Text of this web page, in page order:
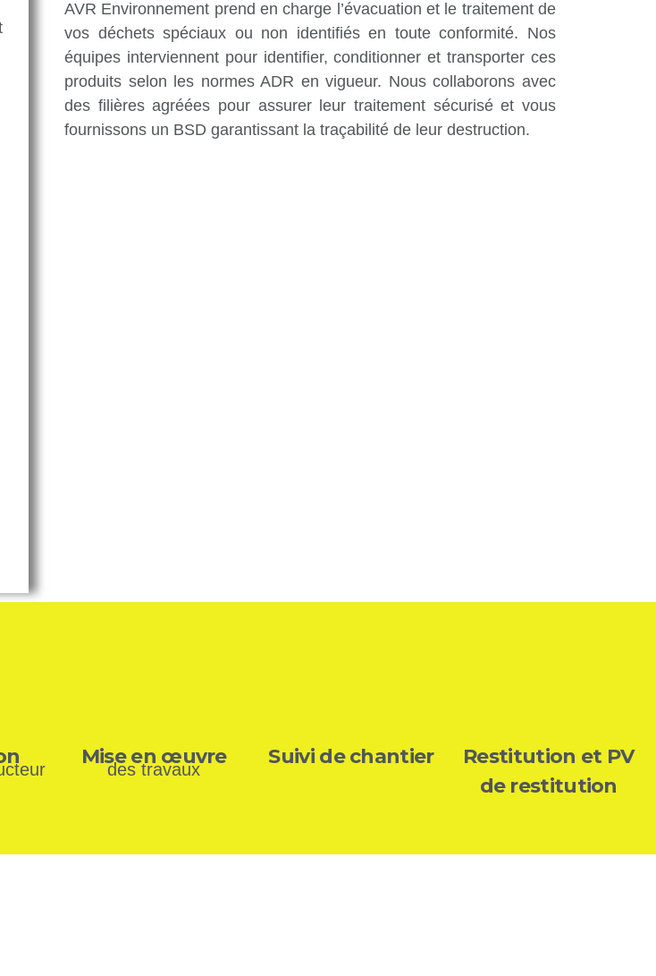
AVR Environnement prend en charge l’évacuation et le traitement de
vos déchets spéciaux ou non identifiés en toute conformité. Nos
équipes interviennent pour identifier, conditionner et transporter ces
produits selon les normes ADR en vigueur. Nous collaborons avec
des filières agréées pour assurer leur traitement sécurisé et vous
fournissons un BSD garantissant la traçabilité de leur destruction.​
Mise en œuvre
des travaux
Suivi de chantier
Restitution et PV
de restitution